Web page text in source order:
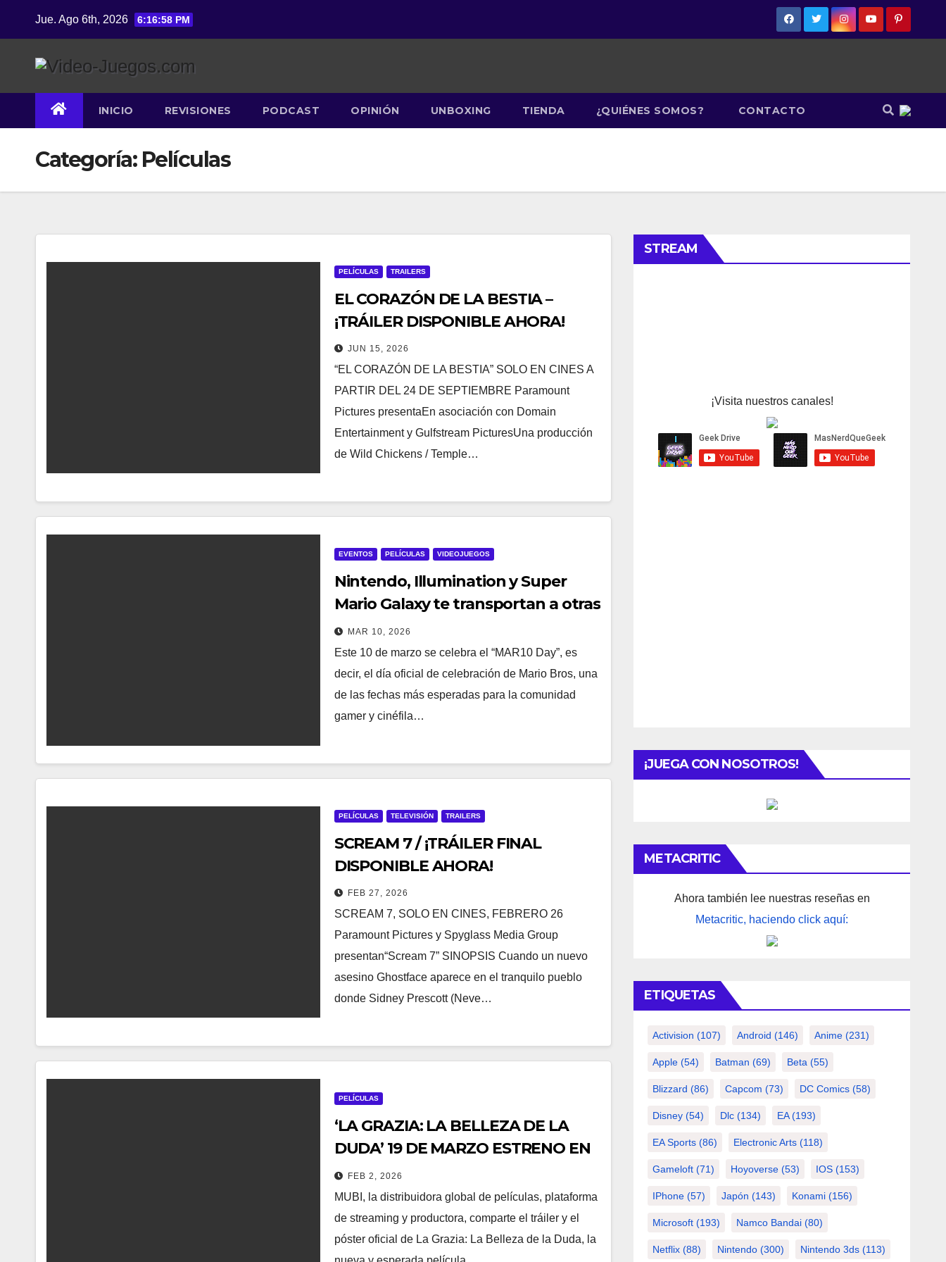
Jue. Ago 6th, 2026 6:16:58 PM
INICIO REVISIONES PODCAST OPINIÓN UNBOXING TIENDA ¿QUIÉNES SOMOS? CONTACTO
Categoría: Películas
PELÍCULAS TRAILERS
EL CORAZÓN DE LA BESTIA –
¡TRÁILER DISPONIBLE AHORA!
JUN 15, 2026
“EL CORAZÓN DE LA BESTIA” SOLO EN CINES A
PARTIR DEL 24 DE SEPTIEMBRE Paramount
Pictures presentaEn asociación con Domain
Entertainment y Gulfstream PicturesUna producción
de Wild Chickens / Temple…
EVENTOS PELÍCULAS VIDEOJUEGOS
Nintendo, Illumination y Super
Mario Galaxy te transportan a otras
galaxias con PASE
MAR 10, 2026
Este 10 de marzo se celebra el “MAR10 Day”, es
decir, el día oficial de celebración de Mario Bros, una
de las fechas más esperadas para la comunidad
gamer y cinéfila…
PELÍCULAS TELEVISIÓN TRAILERS
SCREAM 7 / ¡TRÁILER FINAL
DISPONIBLE AHORA!
FEB 27, 2026
SCREAM 7, SOLO EN CINES, FEBRERO 26
Paramount Pictures y Spyglass Media Group
presentan“Scream 7” SINOPSIS Cuando un nuevo
asesino Ghostface aparece en el tranquilo pueblo
donde Sidney Prescott (Neve…
PELÍCULAS
‘LA GRAZIA: LA BELLEZA DE LA
DUDA’ 19 DE MARZO ESTRENO EN
CINES EN MÉXICO
FEB 2, 2026
MUBI, la distribuidora global de películas, plataforma
de streaming y productora, comparte el tráiler y el
póster oficial de La Grazia: La Belleza de la Duda, la
STREAM
¡Visita nuestros canales!
¡JUEGA CON NOSOTROS!
METACRITIC
Ahora también lee nuestras reseñas en
Metacritic, haciendo click aquí:
ETIQUETAS
Activision (107) Android (146) Anime (231)
Apple (54) Batman (69) Beta (55)
Blizzard (86) Capcom (73) DC Comics (58)
Disney (54) Dlc (134) EA(193)
EA Sports (86) Electronic Arts (118)
Gameloft (71) Hoyoverse (53) IOS (153)
IPhone (57) Japón (143) Konami (156)
Microsoft (193) Namco Bandai (80)
Netflix (88) Nintendo (300) Nintendo 3ds (113)